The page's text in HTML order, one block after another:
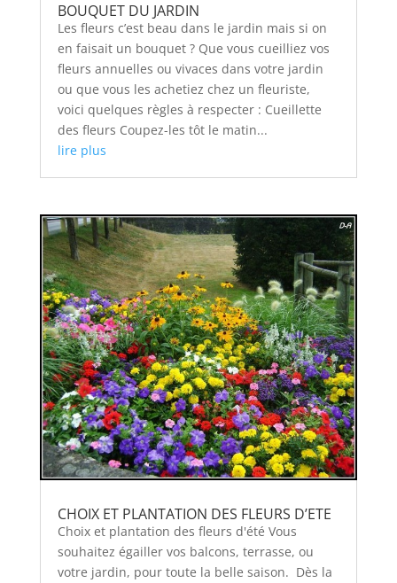
BOUQUET DU JARDIN
Les fleurs c’est beau dans le jardin mais si on
en faisait un bouquet ? Que vous cueilliez vos
fleurs annuelles ou vivaces dans votre jardin
ou que vous les achetiez chez un fleuriste,
voici quelques règles à respecter : Cueillette
des fleurs Coupez-les tôt le matin...
lire plus
CHOIX ET PLANTATION DES FLEURS D’ETE
Choix et plantation des fleurs d'été Vous
souhaitez égailler vos balcons, terrasse, ou
votre jardin, pour toute la belle saison. Dès la